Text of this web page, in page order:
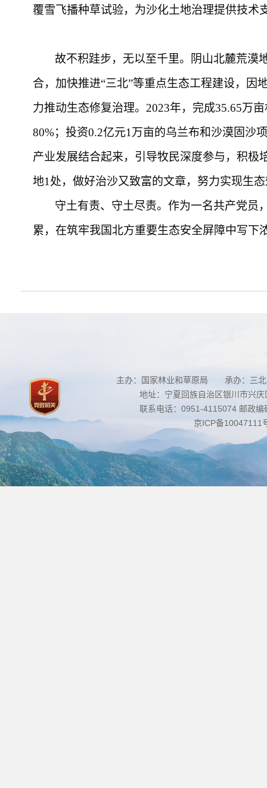
覆雪飞播种草试验，为沙化土地治理提供技术
故不积跬步， 无以至千里。阴山北麓荒漠
合，加快推进“三北”等重点生态工程建设，因
力推动生态修复治理。 2023年，完成35.65万
80%；投资0.2亿元1万亩的乌兰布和沙漠固沙
产业发展结合起来，引导牧民深度参与，积
地1处，做好治沙又致富的文章，努力实现生
守土有责、守土尽责。作为一名共产党员
累，在筑牢我国北方重要生态安全屏障中写下
主办：国家林业和草原局 承办：三北
地址：宁夏回族自治区银川市兴
联系电话：0951-4115074 邮政
京ICP备10047111